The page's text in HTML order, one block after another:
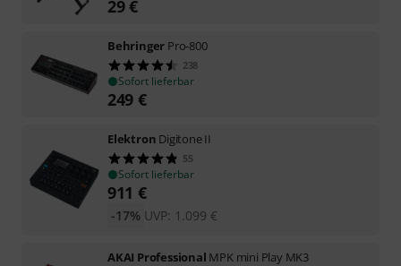
29€
Behringer Pro-800
238
Sofort lieferbar
249 €
Elektron Digitone II
55
Sofort lieferbar
911 €
UVP: 1.099 €
-17%
AKAI Professional MPK mini Play MK3